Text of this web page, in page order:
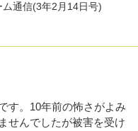
通信(3年2月14日号)
す。10年前の怖さがよみ
せんでしたが被害を受け